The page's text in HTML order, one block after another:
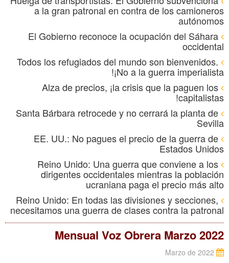
a la gran patronal en contra de los camioneros
autónomos
El Gobierno reconoce la ocupación del Sáhara
occidental
Todos los refugiados del mundo son bienvenidos.
¡No a la guerra imperialista!
Alza de precios, ¡la crisis que la paguen los
capitalistas!
Santa Bárbara retrocede y no cerrará la planta de
Sevilla
EE. UU.: No pagues el precio de la guerra de
Estados Unidos
Reino Unido: Una guerra que conviene a los
dirigentes occidentales mientras la población
ucraniana paga el precio más alto
Reino Unido: En todas las divisiones y secciones,
necesitamos una guerra de clases contra la patronal
Mensual Voz Obrera Marzo 2022